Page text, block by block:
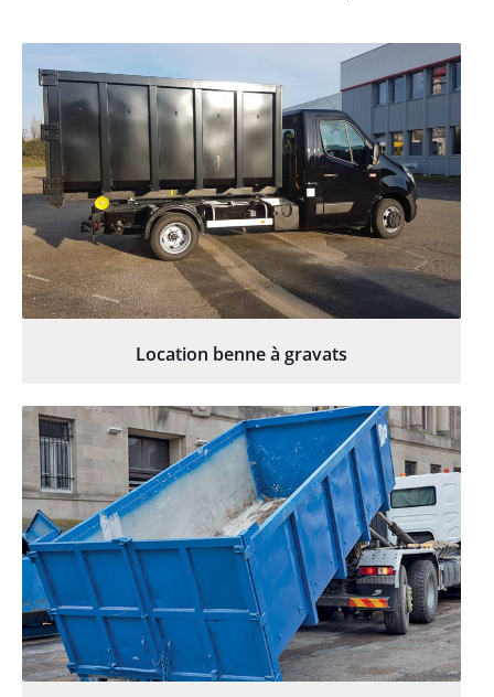
Location benne à gravats